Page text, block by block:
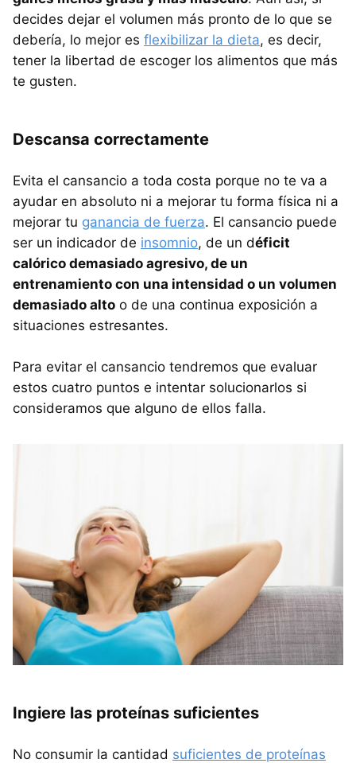
decides dejar el volumen más pronto de lo que se
debería, lo mejor es flexibilizar la dieta, es decir,
tener la libertad de escoger los alimentos que más
te gusten.
Descansa correctamente
Evita el cansancio a toda costa porque no te va a
ayudar en absoluto ni a mejorar tu forma física ni a
mejorar tu ganancia de fuerza. El cansancio puede
ser un indicador de insomnio, de un déficit
calórico demasiado agresivo, de un
entrenamiento con una intensidad o un volumen
demasiado alto o de una continua exposición a
situaciones estresantes.
Para evitar el cansancio tendremos que evaluar
estos cuatro puntos e intentar solucionarlos si
consideramos que alguno de ellos falla.
Ingiere las proteínas suficientes
No consumir la cantidad suficientes de proteínas